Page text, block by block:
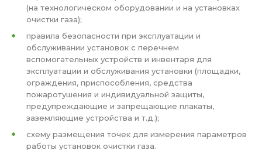
(на технологическом оборудовании и на установках
очистки газа);
правила безопасности при эксплуатации и
обслуживании установок с перечнем
вспомогательных устройств и инвентаря для
эксплуатации и обслуживания установки (площадки,
ограждения, приспособления, средства
пожаротушения и индивидуальной защиты,
предупреждающие и запрещающие плакаты,
заземляющие устройства и т.д.);
схему размещения точек для измерения параметров
работы установок очистки газа.